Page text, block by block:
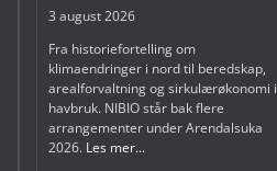
3 august 2026
Fra historiefortelling om
klimaendringer i nord til beredskap,
arealforvaltning og sirkulærøkonomi i
havbruk. NIBIO står bak flere
arrangementer under Arendalsuka
2026. Les mer...